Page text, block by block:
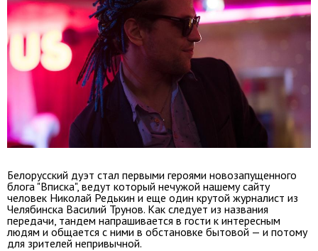
Белорусский дуэт стал первыми героями новозапущенного
блога "Вписка", ведут который нечужой нашему сайту
человек Николай Редькин и еще один крутой журналист из
Челябинска Василий Трунов. Как следует из названия
передачи, тандем напрашивается в гости к интересным
людям и общается с ними в обстановке бытовой — и потому
для зрителей непривычной.